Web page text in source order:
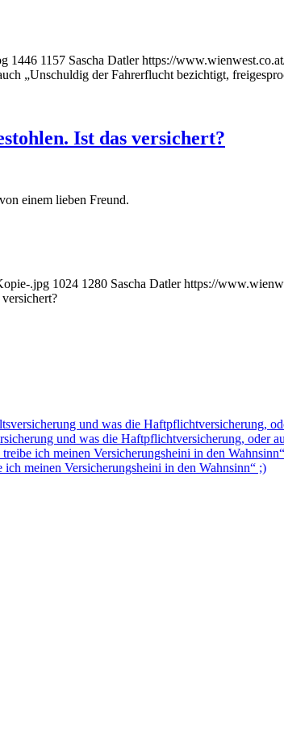
1446 1157 Sascha Datler https://
„Unschuldig der Fahrerflucht bezichtigt,
Ist das versichert?
einem lieben Freund.
.jpg 1024 1280 Sascha Datler https://
und was die Haftpflichtversicherung,
und was die Haftpflichtversicherung, oder
ich meinen Versicherungsheini in den
meinen Versicherungsheini in den Wahnsinn“ ;)